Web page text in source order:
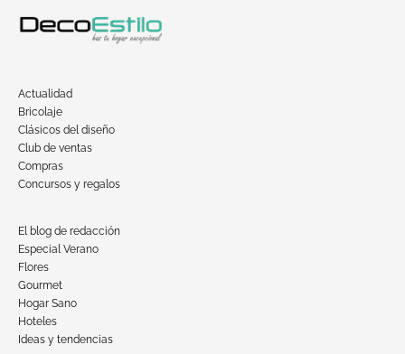
Actualidad
Bricolaje
Clásicos del diseño
Club de ventas
Compras
Concursos y regalos
El blog de redacción
Especial Verano
Flores
Gourmet
Hogar Sano
Hoteles
Ideas y tendencias